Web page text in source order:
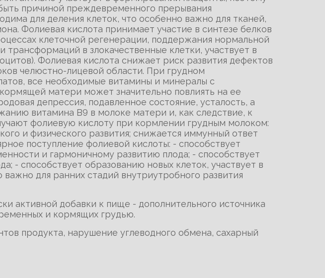
причиной преждевременного прерывания
для деления клеток, что особенно важно для тканей,
Фолиевая кислота принимает участие в синтезе белков
клеточной регенерации, поддержания нормальной
в злокачественные клетки, участвует в
Фолиевая кислота снижает риск развития дефектов
челюстно-лицевой области. При грудном
все необходимые витамины и минералы с
матери может значительно повлиять на ее
депрессия, подавленное состояние, усталость, а
витамина B9 в молоке матери и, как следствие, к
фолиевую кислоту при кормлении грудным молоком:
и физического развития; снижается иммунный ответ
поступление фолиевой кислоты: - способствует
и гармоничному развитию плода; - способствует
- способствует образованию новых клеток, участвует в
для ранних стадий внутриутробного развития
активной добавки к пище - дополнительного источника
и кормящих грудью.
продукта, нарушение углеводного обмена, сахарный